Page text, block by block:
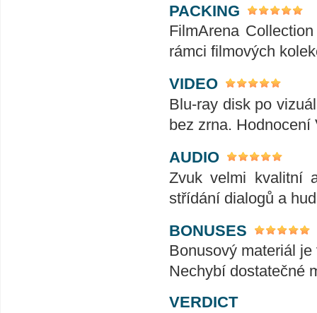
PACKING
FilmArena
rámci filmových
VIDEO
Blu-ray disk po
bez zrna. Hodnocení
AUDIO
Zvuk velmi kvalitní
střídání dialogů a
BONUSES
Bonusový materiál
Nechybí dostatečné
VERDICT